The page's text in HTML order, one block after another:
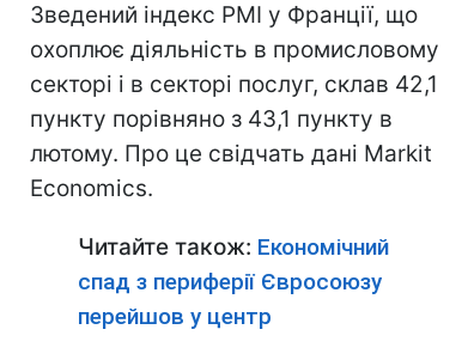
Зведений індекс PMI у Франції, що
охоплює діяльність в промисловому
секторі і в секторі послуг, склав 42,1
пункту порівняно з 43,1 пункту в
лютому. Про це свідчать дані Markit
Economics.
Читайте також: Економічний
спад з периферії Євросоюзу
перейшов у центр